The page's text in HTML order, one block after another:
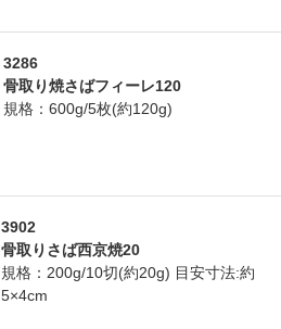
3286
骨取り焼さばフィーレ120
規格：600g/5枚(約120g)
3902
骨取りさば西京焼20
規格：200g/10切(約20g) 目安寸法:約
5×4cm